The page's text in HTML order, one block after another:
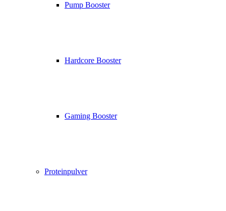
Pump Booster
Hardcore Booster
Gaming Booster
Proteinpulver